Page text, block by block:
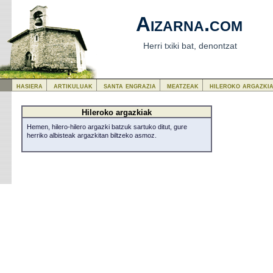
Aizarna.com
Herri txiki bat, denontzat
Hileroko argazkiak
Hemen, hilero-hilero argazki batzuk sartuko ditut, gure
herriko albisteak argazkitan biltzeko asmoz.
hasiera artikuluak santa engrazia meatzeak hileroko